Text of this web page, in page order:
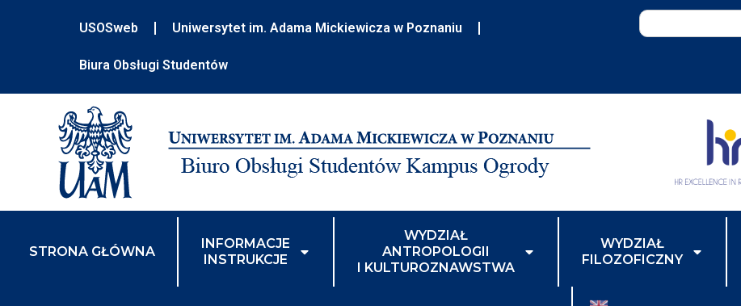
USOSweb Uniwersytet im. Adama Mickiewicza w Poznaniu
Biura Obsługi Studentów
STRONA GŁÓWNA
INFORMACJE
INSTRUKCJE
WYDZIAŁ
ANTROPOLOGII
I KULTUROZNAWSTWA
WYDZIAŁ
FILOZOFICZNY